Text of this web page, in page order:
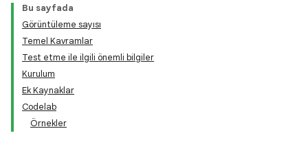
Bu sayfada
Görüntüleme sayısı
Temel Kavramlar
Test etme ile ilgili önemli bilgiler
Kurulum
Ek Kaynaklar
Codelab
Örnekler